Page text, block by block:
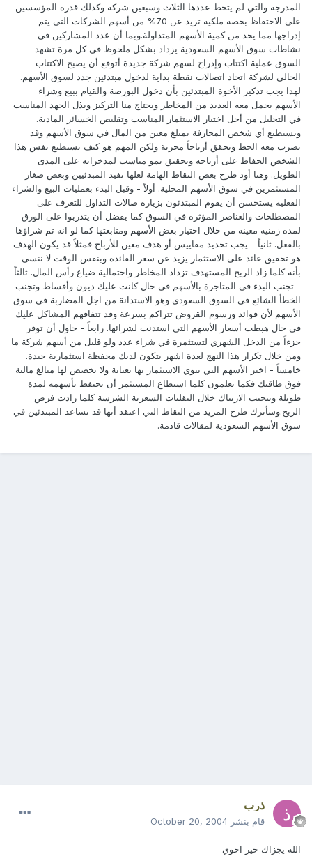
المدرجة والتي لم يتخط عددها الثلاث وسبعين شركة وكذلك قدرة المؤسسين
على الاحتفاظ بحصة ملكية تزيد عن 70% من أسهم الشركات التي يتم
إدراجها مما يحد من كمية الأسهم المتداولة.وبما أن عدد المشاركين في
نشاطات سوق الأسهم السعودية يزداد بشكل ملحوظ في كل مرة تشهد
السوق عملية اكتتاب وإدراج لسهم شركة جديدة أتوقع أن يصبح الاكتتاب
الحالي لشركة اتحاد اتصالات نقطة بداية لدخول مبتدئين جدد لسوق الأسهم.
لهذا يجب تذكير الأخوة المبتدئين بأن دخول البورصة والقيام ببيع وشراء
الأسهم يحمل معه العديد من المخاطر ويحتاج منا التركيز وبذل الجهد المناسب
في التحليل من أجل اختيار الاستثمار المناسب وتقليص الخسائر المادية.
ويستطيع أي شخص المجازفة بمبلغ معين من المال في سوق الأسهم وقد
يضرب معه الحظ ويحقق أرباحاً مجزية ولكن المهم هو كيف يستطيع نفس هذا
الشخص الحفاظ على أرباحه وتحقيق نمو مناسب لمدخراته على المدى
الطويل. وهنا أود طرح بعض النقاط الهامة لعلها تفيد المبدئيين وبعض صغار
المستثمرين في سوق الأسهم المحلية. أولاً - وقبل البدء بعمليات البيع والشراء
الفعلية يستحسن أن يقوم المبتدئون بزيارة صالات التداول للتعرف على
المصطلحات والعناصر المؤثرة في السوق كما يفضل أن يتدربوا على الورق
لمدة زمنية معينة من خلال اختيار بعض الأسهم ومتابعتها كما لو انه تم شراؤها
بالفعل. ثانياً - يجب تحديد مقاييس أو هدف معين للأرباح فمثلاً قد يكون الهدف
هو تحقيق عائد على الاستثمار يزيد عن سعر الفائدة وبنفس الوقت لا ننسى
بأنه كلما زاد الربح المستهدف تزداد المخاطر واحتمالية ضياع رأس المال. ثالثاً
- تجنب البدء في المتاجرة بالأسهم في حال كانت عليك ديون وأقساط وتجنب
الخطأ الشائع في السوق السعودي وهو الاستدانة من اجل المضاربة في سوق
الأسهم لأن فوائد ورسوم القروض تتراكم بسرعة وقد تتفاقهم المشاكل عليك
في حال هبطت أسعار الأسهم التي استدنت لشرائها. رابعاً - حاول أن توفر
جزءاً من الدخل الشهري لتستثمرة في شراء عدد ولو قليل من أسهم شركة ما
ومن خلال تكرار هذا النهج لعدة اشهر يتكون لديك محفظة استثمارية جيدة.
خامساً - اختر الأسهم التي تنوي الاستثمار بها بعناية ولا تخصص لها مبالغ مالية
فوق طاقتك فكما تعلمون كلما استطاع المستثمر أن يحتفظ بأسهمه لمدة
طويلة ويتجنب الارتباك خلال التقلبات السعرية الشرسة كلما زادت فرص
الربح.وسأترك طرح المزيد من النقاط التي اعتقد أنها قد تساعد المبتدئين في
سوق الأسهم السعودية لمقالات قادمة.
ذرب
قام بنشر October 20, 2004
الله يجزاك خير اخوي